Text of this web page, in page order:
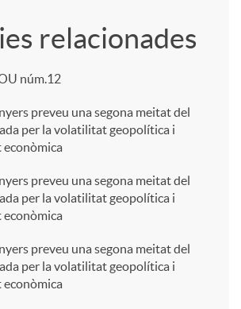
relacionades
núm.12
preveu una segona meitat del
per la volatilitat geopolítica i
econòmica
preveu una segona meitat del
per la volatilitat geopolítica i
econòmica
preveu una segona meitat del
per la volatilitat geopolítica i
econòmica